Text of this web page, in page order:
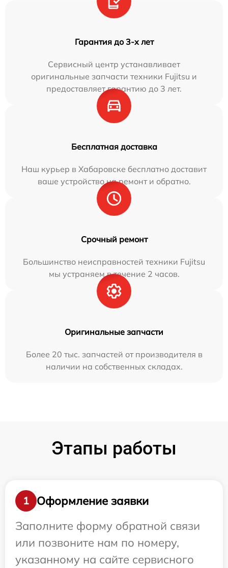
Гарантия до 3-х лет
Сервисный центр устанавливает
оригинальные запчасти техники Fujitsu и
предоставляет гарантию до 3 лет.
Бесплатная доставка
Наш курьер в Хабаровске бесплатно доставит
ваше устройство на ремонт и обратно.
Срочный ремонт
Большинство неисправностей техники Fujitsu
мы устраняем в течение 2 часов.
Оригинальные запчасти
Более 20 тыс. запчастей от производителя в
наличии на собственных складах.
Этапы работы
1
Оформление заявки
Заполните форму обратной связи
или позвоните нам по номеру,
указанному на сайте сервисного